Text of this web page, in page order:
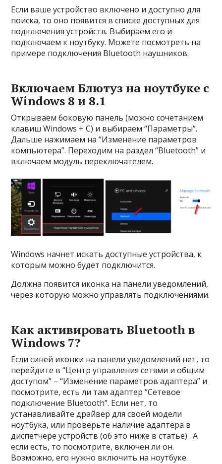
Если ваше устройство включено и доступно для
поиска, то оно появится в списке доступных для
подключения устройств. Выбираем его и
подключаем к ноутбуку. Можете посмотреть на
примере подключения Bluetooth наушников.
Включаем Блютуз на ноутбуке с
Windows 8 и 8.1
Открываем боковую панель (можно сочетанием
клавиш Windows + C) и выбираем “Параметры”.
Дальше нажимаем на “Изменение параметров
компьютера”. Переходим на раздел “Bluetooth” и
включаем модуль переключателем.
Windows начнет искать доступные устройства, к
которым можно будет подключится.
Должна появится иконка на панели уведомлений,
через которую можно управлять подключениями.
Как активировать Bluetooth в
Windows 7?
Если синей иконки на панели уведомлений нет, то
перейдите в “Центр управления сетями и общим
доступом” – “Изменение параметров адаптера” и
посмотрите, есть ли там адаптер “Сетевое
подключение Bluetooth”. Если нет, то
устанавливайте драйвер для своей модели
ноутбука, или проверьте наличие адаптера в
диспетчере устройств (об это ниже в статье) . А
если есть, то посмотрите, включен ли он.
Возможно, его нужно включить на ноутбуке.